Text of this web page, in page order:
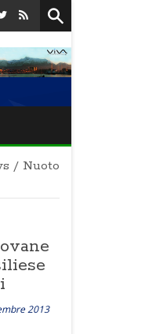
/ Nuoto
2013